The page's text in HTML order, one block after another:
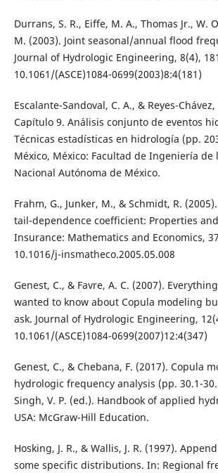
Durrans, S. R., Eiffe, M. A., Thomas Jr., W.
M. (2003). Joint seasonal/annual flood
Journal of Hydrologic Engineering, 8(4),
10.1061/(ASCE)1084-0699(2003)8:4(181)
Escalante-Sandoval, C. A., & Reyes-Chávez,
Capítulo 9. Análisis conjunto de eventos
Técnicas estadísticas en hidrología (pp.
México, México: Facultad de Ingeniería de
Nacional Autónoma de México.
Frahm, G., Junker, M., & Schmidt, R.
tail-dependence coefficient: Properties
Insurance: Mathematics and Economics,
10.1016/j-insmatheco.2005.05.008
Genest, C., & Favre, A. C. (2007).
wanted to know about Copula modeling
ask. Journal of Hydrologic Engineering,
10.1061/(ASCE)1084-0699(2007)12:4(347)
Genest, C., & Chebana, F. (2017). Copula
hydrologic frequency analysis (pp. 30.1-
Singh, V. P. (ed.). Handbook of applied
USA: McGraw-Hill Education.
Hosking, J. R., & Wallis, J. R. (1997).
some specific distributions. In: Regional